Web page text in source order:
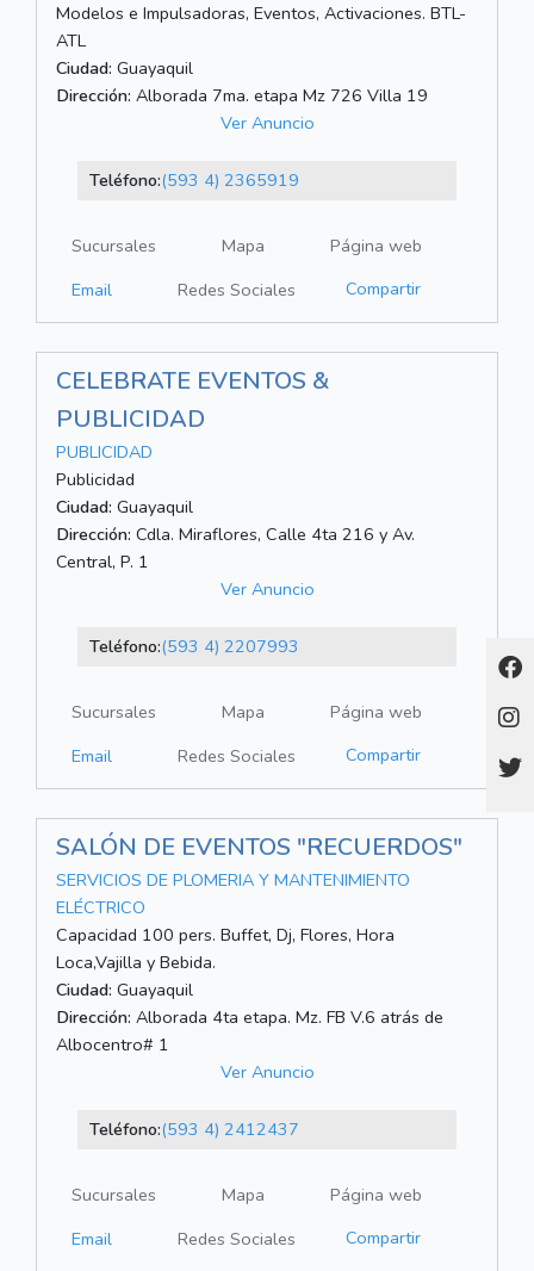
Modelos e Impulsadoras, Eventos, Activaciones. BTL-
ATL
Ciudad: Guayaquil
Dirección: Alborada 7ma. etapa Mz 726 Villa 19
Ver Anuncio
Teléfono:(593 4) 2365919
Sucursales Mapa
Página web
Email
Redes Sociales Compartir
CELEBRATE EVENTOS &
PUBLICIDAD
PUBLICIDAD
Publicidad
Ciudad: Guayaquil
Dirección: Cdla. Miraflores, Calle 4ta 216 y Av.
Central, P. 1
Ver Anuncio
Teléfono:(593 4) 2207993
Sucursales Mapa
Página web
Email
Redes Sociales Compartir
SALÓN DE EVENTOS "RECUERDOS"
SERVICIOS DE PLOMERIA Y MANTENIMIENTO
ELÉCTRICO
Capacidad 100 pers. Buffet, Dj, Flores, Hora
Loca,Vajilla y Bebida.
Ciudad: Guayaquil
Dirección: Alborada 4ta etapa. Mz. FB V.6 atrás de
Albocentro# 1
Ver Anuncio
Teléfono:(593 4) 2412437
Sucursales Mapa
Página web
Email
Redes Sociales Compartir